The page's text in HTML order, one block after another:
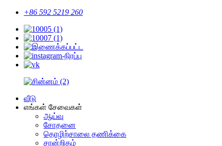
+86 592 5219 260
வீடு
எங்கள் சேவைகள்
ஆய்வு
சோதனை
தொழிற்சாலை தணிக்கை
சான்றிதழ்